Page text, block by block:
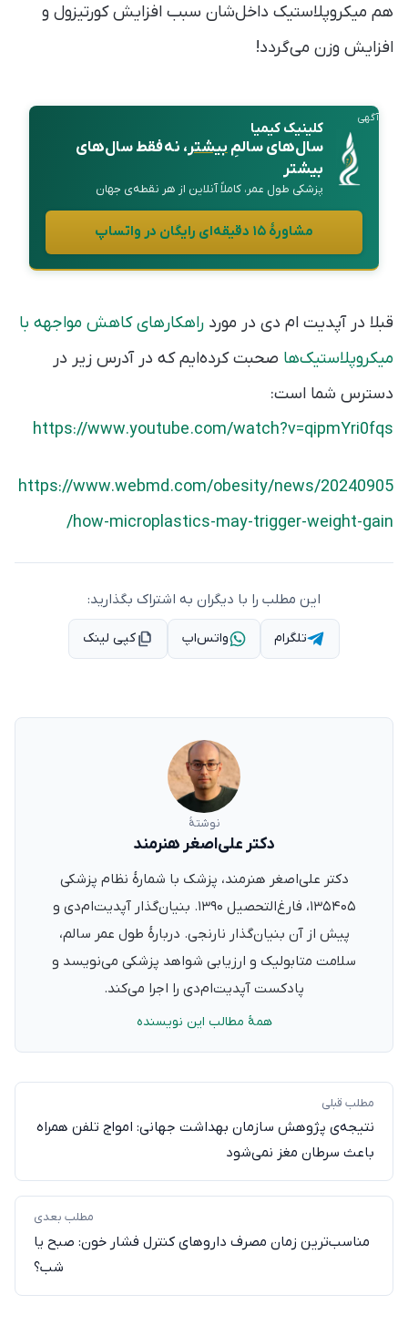
هم میکروپلاستیک‌ داخل‌شان سبب افزایش کورتیزول و
افزایش وزن می‌گردد!
آگهی
کلینیک کیمیا
سال‌های سالمِبیشتر، نه فقط سال‌های
بیشتر
پزشکی طول عمر، کاملاً آنلاین از هر نقطه‌ی جهان
مشاورهٔ ۱۵ دقیقه‌ای رایگان در واتساپ
قبلا در آپدیت ام دی در مورد راهکارهای کاهش مواجهه با
میکروپلاستیک‌ها صحبت کرده‌ایم که در آدرس زیر در
دسترس شما است:
https://www.youtube.com/watch?v=qipmYri0fqs
https://www.webmd.com/obesity/news/20240905
/how-microplastics-may-trigger-weight-gain
این مطلب را با دیگران به اشتراک بگذارید:
تلگرام واتس‌اپ کپی لینک
نوشتهٔ
دکتر علی‌اصغر هنرمند
دکتر علی‌اصغر هنرمند، پزشک با شمارهٔ نظام پزشکی
۱۳۵۴۰۵، فارغ‌التحصیل ۱۳۹۰. بنیان‌گذار آپدیت‌ام‌دی و
پیش از آن بنیان‌گذار نارنجی. دربارهٔ طول عمر سالم،
سلامت متابولیک و ارزیابی شواهد پزشکی می‌نویسد و
پادکست آپدیت‌ام‌دی را اجرا می‌کند.
همهٔ مطالب این نویسنده
مطلب قبلی
نتیجه‌ی پژوهش سازمان بهداشت جهانی: امواج تلفن همراه
باعث سرطان مغز نمی‌شود
مطلب بعدی
مناسب‌ترین زمان مصرف داروهای کنترل فشار خون: صبح یا
شب؟